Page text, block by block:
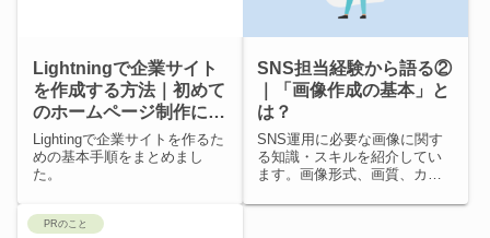
Lightningで企業サイト
を作成する方法｜初めて
のホームページ制作にお
すすめ
Lightingで企業サイトを作るた
めの基本手順をまとめまし
た。
SNS担当経験から語る②
｜「画像作成の基本」と
は？
SNS運用に必要な画像に関す
る知識・スキルを紹介してい
ます。画像形式、画質、カラ
話とともに書いています。
PRのこと